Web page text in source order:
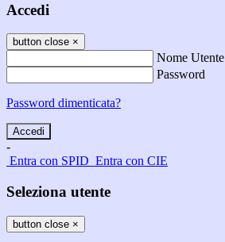
Accedi
button close ×
Nome Utente
Password
Password dimenticata?
-
Entra con SPID Entra con CIE
Seleziona utente
button close ×